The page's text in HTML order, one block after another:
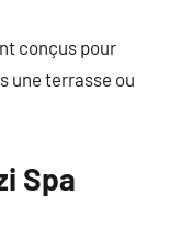
conçus pour
une terrasse ou
Spa